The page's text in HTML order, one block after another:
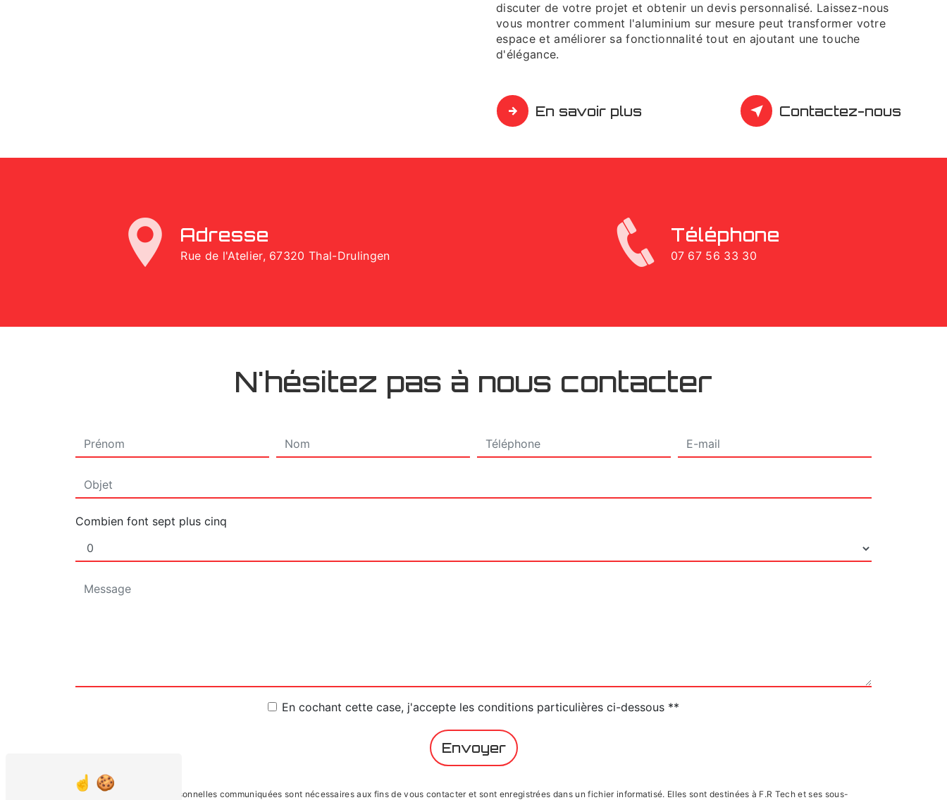
discuter de votre projet et obtenir un devis personnalisé. Laissez-nous
vous montrer comment l'aluminium sur mesure peut transformer votre
espace et améliorer sa fonctionnalité tout en ajoutant une touche
d'élégance.
En savoir plus Contactez-nous
Adresse
Rue de l'Atelier, 67320 Thal-Drulingen
Téléphone
07 67 56 33 30
N'hésitez pas à nous contacter
Combien font sept plus cinq
En cochant cette case, j'accepte les conditions particulières ci-dessous **
Envoyer
** Les données personnelles communiquées sont nécessaires aux fins de vous contacter et sont enregistrées dans un fichier informatisé. Elles sont destinées à F.R Tech et ses sous-